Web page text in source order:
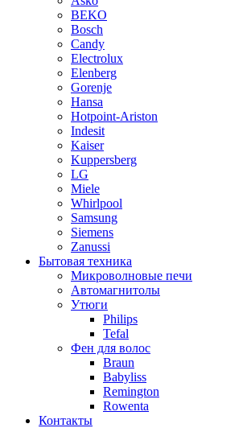
BEKO
Bosch
Candy
Electrolux
Elenberg
Gorenje
Hansa
Hotpoint-Ariston
Indesit
Kaiser
Kuppersberg
LG
Miele
Whirlpool
Samsung
Siemens
Zanussi
Бытовая техника
Микроволновые печи
Автомагнитолы
Утюги
Philips
Tefal
Фен для волос
Braun
Babyliss
Remington
Rowenta
Контакты